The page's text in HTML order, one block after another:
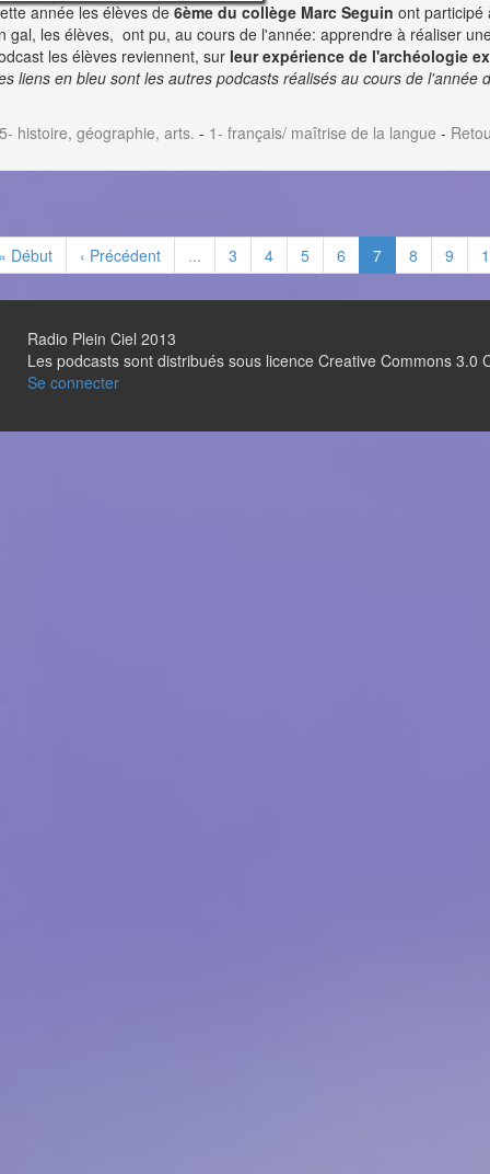
année les élèves de6ème du collège Marc Seguin ont participé
gal, les élèves, ont pu, au cours de l'année: apprendre à réaliser
les élèves reviennent, sur leur expérience de l'archéologie
liens en bleu sont les autres podcasts réalisés au cours de l'année
5- histoire, géographie, arts. - 1- français/ maîtrise de la langue -
Début ‹ Précédent ... 3 4 5 6 7 8 9
Radio Plein Ciel 2013
Les podcasts sont distribués sous licence Creative Commons 3.0
Se connecter